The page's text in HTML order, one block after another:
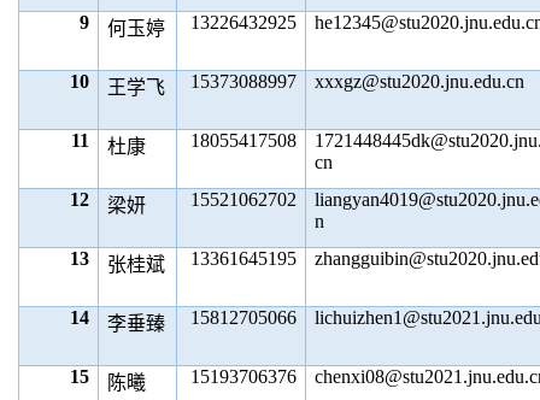
9 何玉婷 13226432925
10 王学飞 15373088997 xxxgz@stu2020.jnu.edu.cn
11 杜康 18055417508
cn
12
梁妍 15521062702
n
13
张桂斌 13361645195
14 李垂臻 15812705066
15 陈曦 15193706376